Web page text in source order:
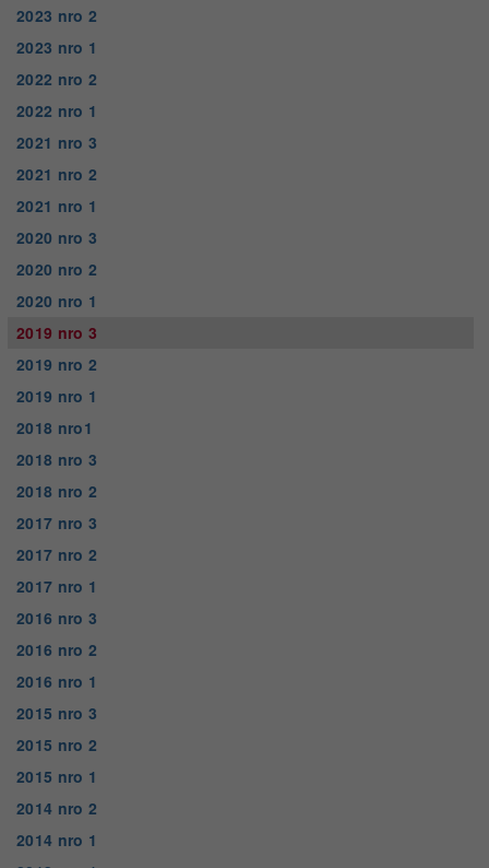
2023 nro 2
2023 nro 1
2022 nro 2
2022 nro 1
2021 nro 3
2021 nro 2
2021 nro 1
2020 nro 3
2020 nro 2
2020 nro 1
2019 nro 3
2019 nro 2
2019 nro 1
2018 nro1
2018 nro 3
2018 nro 2
2017 nro 3
2017 nro 2
2017 nro 1
2016 nro 3
2016 nro 2
2016 nro 1
2015 nro 3
2015 nro 2
2015 nro 1
2014 nro 2
2014 nro 1